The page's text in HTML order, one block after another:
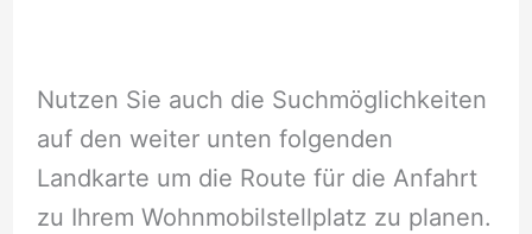
Nutzen Sie auch die Suchmöglichkeiten
auf den weiter unten folgenden
Landkarte um die Route für die Anfahrt
zu Ihrem Wohnmobilstellplatz zu planen.